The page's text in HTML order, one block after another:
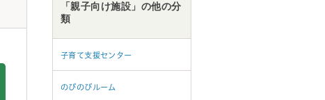
「親子向け施設」の他の分
類
子育て支援センター
のびのびルーム